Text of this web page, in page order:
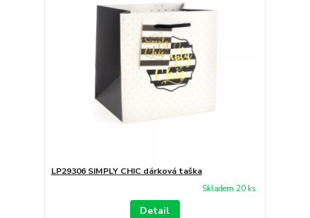
LP29306 SIMPLY CHIC dárková taška
Skladem 20 ks
Detail